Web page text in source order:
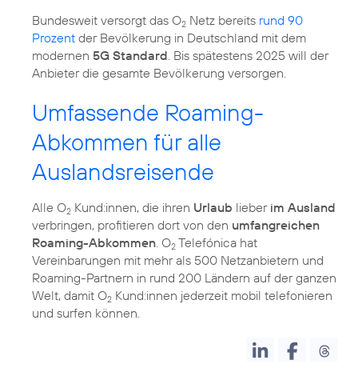
Bundesweit versorgt das O2 Netz bereits rund 90
Prozent der Bevölkerung in Deutschland mit dem
modernen 5G Standard . Bis spätestens 2025 will der
Anbieter die gesamte Bevölkerung versorgen.
Umfassende Roaming-
Abkommen für alle
Auslandsreisende
Alle O2 Kund:innen, die ihren Urlaub lieber im Ausland
verbringen, profitieren dort von den umfangreichen
Roaming-Abkommen . O2 Telefónica hat
Vereinbarungen mit mehr als 500 Netzanbietern und
Roaming-Partnern in rund 200 Ländern auf der ganzen
Welt, damit O2 Kund:innen jederzeit mobil telefonieren
und surfen können.